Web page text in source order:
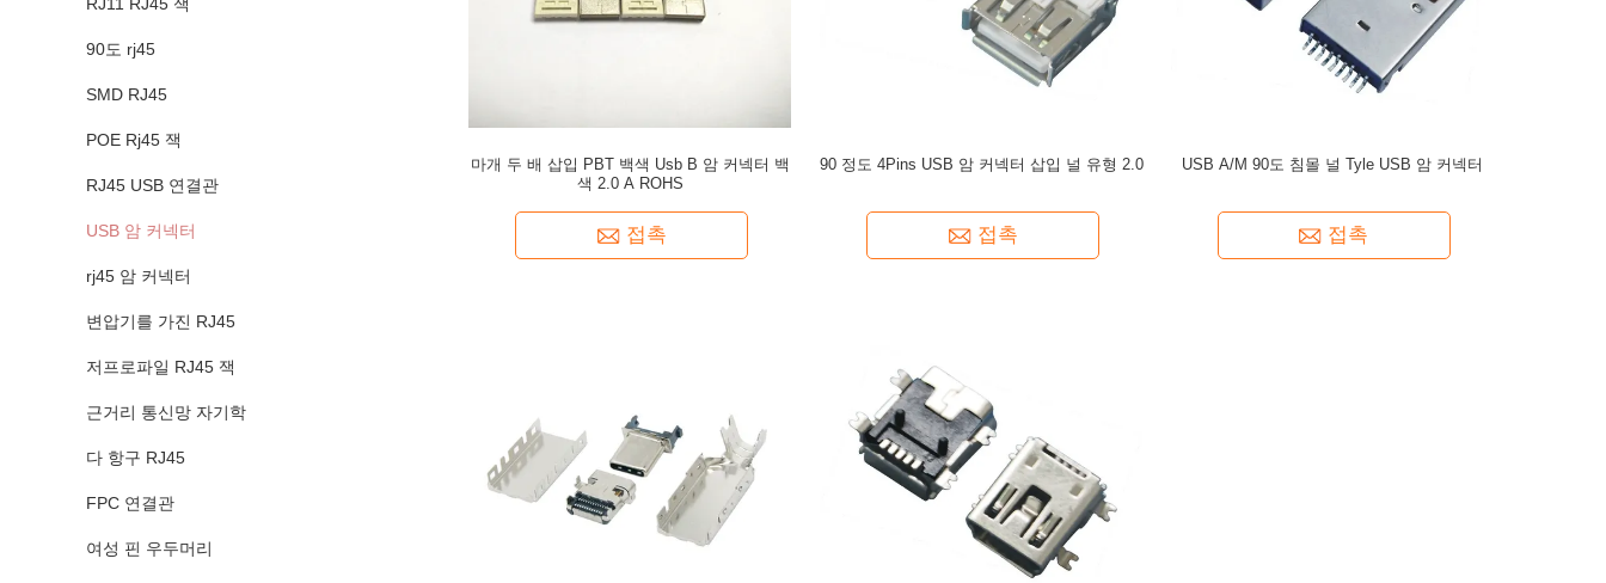
90도 rj45
SMD RJ45
POE Rj45 잭
RJ45 USB 연결관
USB 암 커넥터
rj45 암 커넥터
변압기를 가진 RJ45
저프로파일 RJ45 잭
근거리 통신망 자기학
다 항구 RJ45
FPC 연결관
여성 핀 우두머리
마개 두 배 삽입 PBT 백색 Usb B 암 커넥터 백
색 2.0 A ROHS
접촉
90 정도 4Pins USB 암 커넥터 삽입 널 유형 2.0
접촉
USB A/M 90도 침몰 널 Tyle USB 암 커넥터
접촉